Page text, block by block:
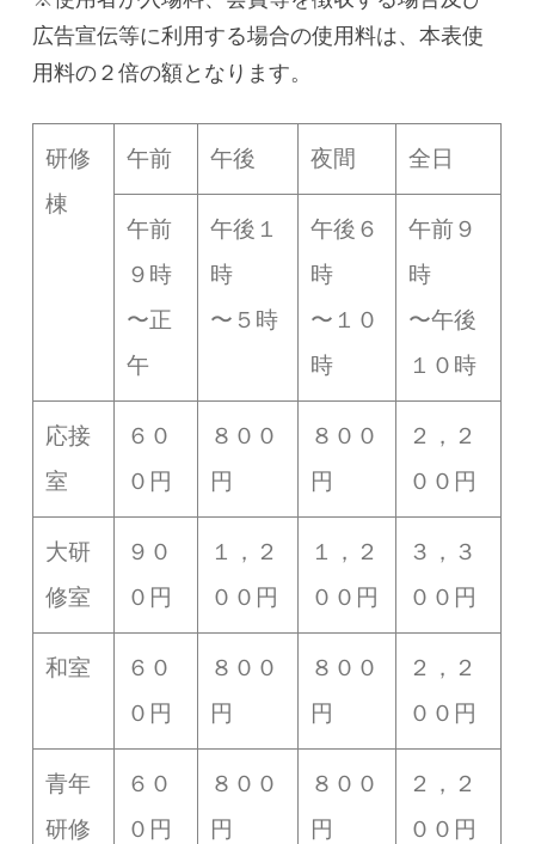
広告宣伝等に利用する場合の使用料は、本表使
用料の２倍の額となります。
研修
棟
午前 午後 夜間 全日
午前
９時
〜正
午
午後１
時
〜５時
午後６
時
〜１０
時
午前９
時
〜午後
１０時
応接
室
６０
０円
８００
円
８００
円
２，２
００円
大研
修室
９０
０円
１，２
００円
１，２
００円
３，３
００円
和室
６０
０円
８００
円
８００
円
２，２
００円
青年
研修
６０
０円
８００
円
８００
円
２，２
００円